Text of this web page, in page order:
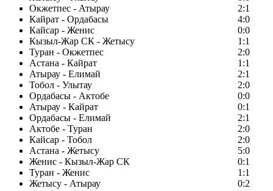
Окжетпес - Атырау
2:1
Кайрат - Ордабасы
4:0
Кайсар - Женис
0:0
Кызыл-Жар СК - Жетысу
1:1
Туран - Окжетпес
2:0
Астана - Кайрат
1:1
Атырау - Елимай
2:1
Тобол - Улытау
2:0
Ордабасы - Актобе
0:0
Атырау - Кайрат
0:1
Ордабасы - Елимай
2:1
Актобе - Туран
2:0
Кайсар - Тобол
2:0
Астана - Жетысу
5:0
Женис - Кызыл-Жар СК
0:1
Туран - Женис
1:1
Жетысу - Атырау
0:2